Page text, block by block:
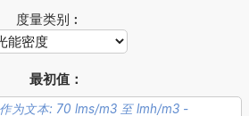
度量类别︰
最初值：